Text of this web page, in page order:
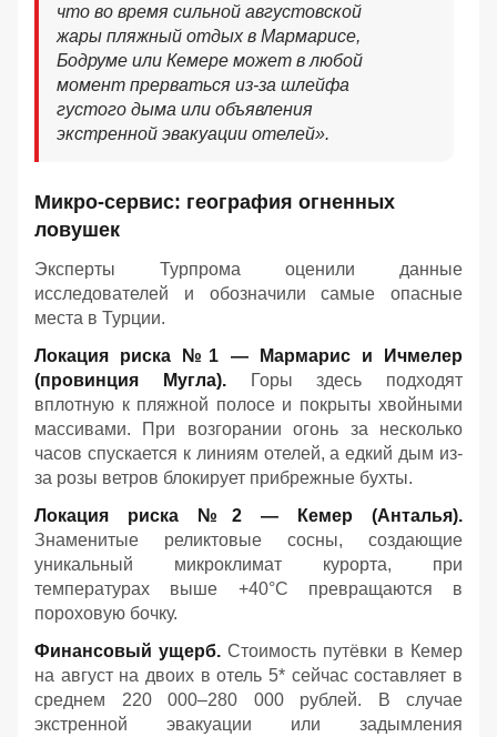
что во время сильной августовской
жары пляжный отдых в Мармарисе,
Бодруме или Кемере может в любой
момент прерваться из-за шлейфа
густого дыма или объявления
экстренной эвакуации отелей».
Микро-сервис: география огненных
ловушек
Эксперты Турпрома оценили данные
исследователей и обозначили самые опасные
места в Турции.
Локация риска №1 — Мармарис и Ичмелер
(провинция Мугла).Горы здесь подходят
вплотную к пляжной полосе и покрыты хвойными
массивами. При возгорании огонь за несколько
часов спускается к линиям отелей, а едкий дым из-
за розы ветров блокирует прибрежные бухты.
Локация риска №2 — Кемер (Анталья).
Знаменитые реликтовые сосны, создающие
уникальный микроклимат курорта, при
температурах выше +40°C превращаются в
пороховую бочку.
Финансовый ущерб. Стоимость путёвки в Кемер
на август на двоих в отель 5* сейчас составляет в
среднем 220 000–280 000 рублей. В случае
экстренной эвакуации или задымления